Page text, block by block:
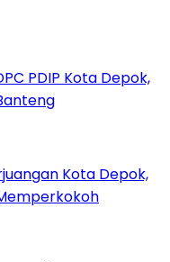
PDIP Kota Depok,
Kota Depok,